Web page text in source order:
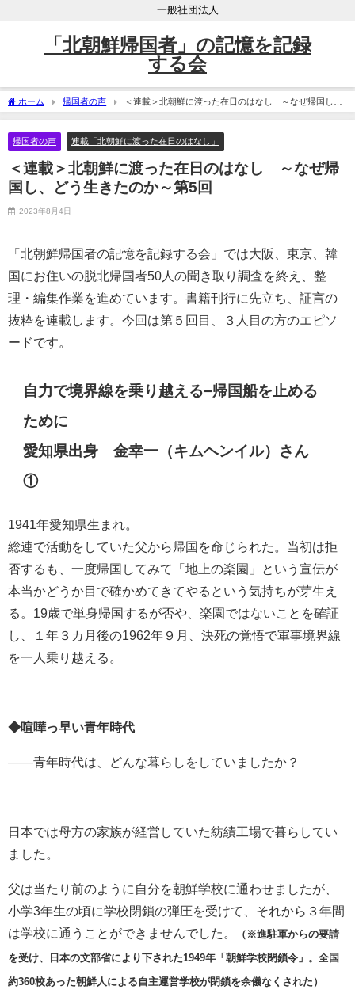
一般社団法人
「北朝鮮帰国者」の記憶を記録
する会
ホーム 帰国者の声
＜連載＞北朝鮮に渡った在日のはなし ～なぜ帰国し、
どう生きたのか～第5回
帰国者の声 連載「北朝鮮に渡った在日のはなし」
＜連載＞北朝鮮に渡った在日のはなし ～なぜ帰
国し、どう生きたのか～第5回
2023年8月4日
「北朝鮮帰国者の記憶を記録する会」では大阪、東京、韓
国にお住いの脱北帰国者50人の聞き取り調査を終え、整
理・編集作業を進めています。書籍刊行に先立ち、証言の
抜粋を連載します。今回は第５回目、３人目の方のエピソ
ードです。
自力で境界線を乗り越える−帰国船を止める
ために
愛知県出身 金幸一（キムヘンイル）さん
①
1941年愛知県生まれ。
総連で活動をしていた父から帰国を命じられた。当初は拒
否するも、一度帰国してみて「地上の楽園」という宣伝が
本当かどうか目で確かめてきてやるという気持ちが芽生え
る。 19歳で単身帰国するが否や、楽園ではないことを確証
し、１年３カ月後の1962年９月、決死の覚悟で軍事境界線
を一人乗り越える。
◆喧嘩っ早い青年時代
――青年時代は、どんな暮らしをしていましたか？
日本では母方の家族が経営していた紡績工場で暮らしてい
ました。
父は当たり前のように自分を朝鮮学校に通わせましたが、
小学3年生の頃に学校閉鎖の弾圧を受けて、それから３年間
は学校に通うことができませんでした。
（※進駐軍からの要請
を受け、日本の文部省により下された1949年「朝鮮学校閉鎖令」。全国
約360校あった朝鮮人による自主運営学校が閉鎖を余儀なくされた）